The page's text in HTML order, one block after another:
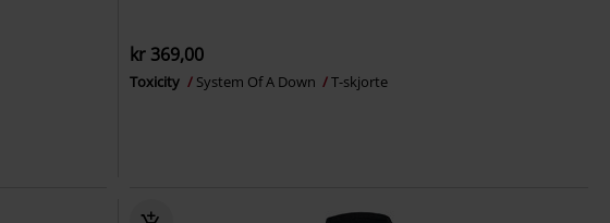
kr 369,00
Toxicity System Of A Down T-skjorte